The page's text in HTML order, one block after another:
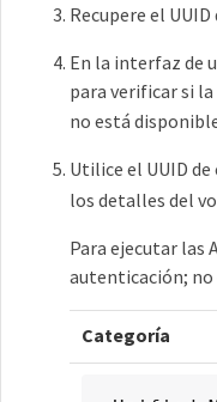
Recupere el
En la interfaz de
para verificar si
no está
Utilice el UUID
los detalles del
Para ejecutar las
autenticación; no
Categoría